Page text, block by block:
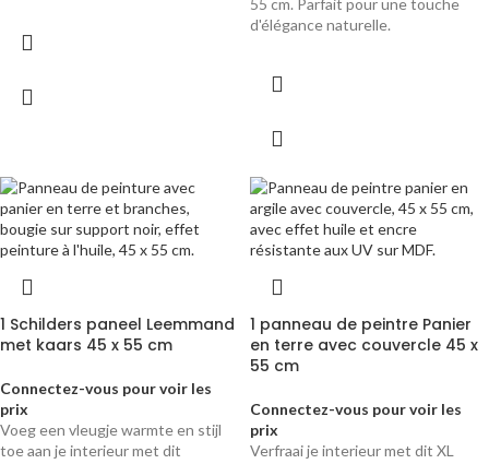
55 cm. Parfait pour une touche
d'élégance naturelle.
1 Schilders paneel Leemmand
met kaars 45 x 55 cm
Connectez-vous pour voir les
prix
Voeg een vleugje warmte en stijl
toe aan je interieur met dit
1 panneau de peintre Panier
en terre avec couvercle 45 x
55 cm
Connectez-vous pour voir les
prix
Verfraai je interieur met dit XL